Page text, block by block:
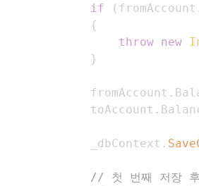
if ( fromAccount
{
throw new
}
            fromAccount
.
            toAccount
.
            _dbContext
.
// 첫 번째 저장 후